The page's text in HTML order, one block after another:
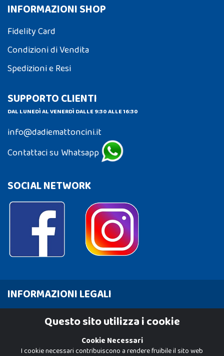
INFORMAZIONI SHOP
Fidelity Card
Condizioni di Vendita
Spedizioni e Resi
SUPPORTO CLIENTI
DAL LUNEDÌ AL VENERDÌ DALLE 9:30 ALLE 16:30
info@dadiemattoncini.it
Contattaci su Whatsapp
SOCIAL NETWORK
INFORMAZIONI LEGALI
Cookie PolicyQuesto sito utilizza i cookie
Cookie Necessari
I cookie necessari contribuiscono a rendere fruibile il sito web